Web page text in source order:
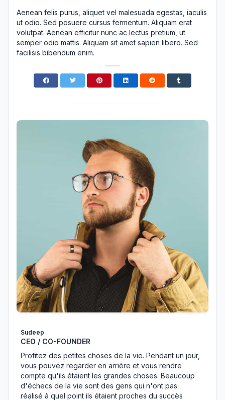
Aenean felis purus, aliquet vel malesuada egestas, iaculis
ut odio. Sed posuere cursus fermentum. Aliquam erat
volutpat. Aenean efficitur nunc ac lectus pretium, ut
semper odio mattis. Aliquam sit amet sapien libero. Sed
facilisis bibendum enim.
Sudeep
CEO / CO-FOUNDER
Profitez des petites choses de la vie. Pendant un jour,
vous pouvez regarder en arrière et vous rendre
compte qu'ils étaient les grandes choses. Beaucoup
d'échecs de la vie sont des gens qui n'ont pas
réalisé à quel point ils étaient proches du succès